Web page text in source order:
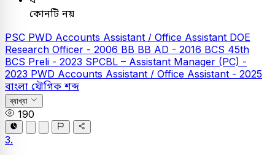
কোনটি নয়
PSC PWD Accounts Assistant / Office Assistant DOE
Research Officer - 2006 BB BB AD - 2016 BCS 45th
BCS Preli - 2023 SPCBL – Assistant Manager (PC) -
2023 PWD Accounts Assistant / Office Assistant - 2025
বাংলা যৌগিক শব্দ
ব্যাখ্যা
190
3.